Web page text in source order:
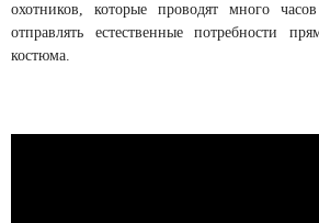
охотников, которые проводят много
отправлять естественные потребности
костюма.